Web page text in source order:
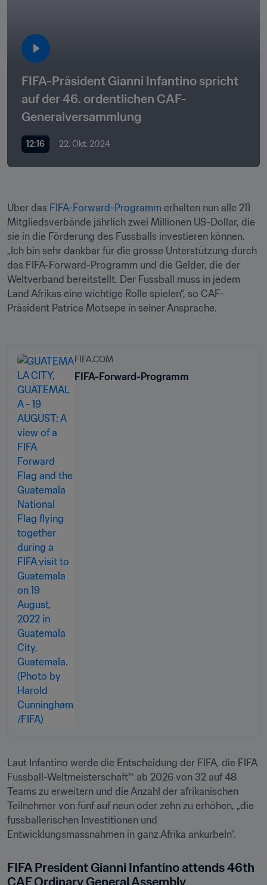
FIFA-Präsident Gianni Infantino spricht
auf der 46. ordentlichen CAF-
Generalversammlung
12:16 22. Okt. 2024
Über das FIFA-Forward-Programm erhalten nun alle 211
Mitgliedsverbände jährlich zwei Millionen US-Dollar, die
sie in die Förderung des Fussballs investieren können.
„Ich bin sehr dankbar für die grosse Unterstützung durch
das FIFA-Forward-Programm und die Gelder, die der
Weltverband bereitstellt. Der Fussball muss in jedem
Land Afrikas eine wichtige Rolle spielen“, so CAF-
Präsident Patrice Motsepe in seiner Ansprache.
FIFA.COM
FIFA-Forward-Programm
Laut Infantino werde die Entscheidung der FIFA, die FIFA
Fussball-Weltmeisterschaft™ ab 2026 von 32 auf 48
Teams zu erweitern und die Anzahl der afrikanischen
Teilnehmer von fünf auf neun oder zehn zu erhöhen, „die
fussballerischen Investitionen und
Entwicklungsmassnahmen in ganz Afrika ankurbeln“.
FIFA President Gianni Infantino attends 46th